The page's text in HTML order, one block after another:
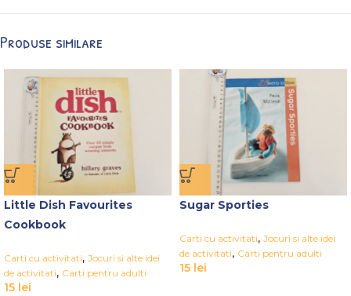
Produse similare
Little Dish Favourites
Cookbook
Carti cu activitati, Jocuri si alte idei
de activitati, Carti pentru adulti
15 lei
Sugar Sporties
Carti cu activitati, Jocuri si alte idei
de activitati, Carti pentru adulti
15 lei